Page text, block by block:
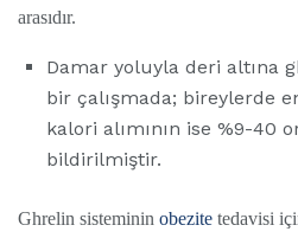
arasıdır.
Damar yoluyla deri altına
bir çalışmada; bireylerde
kalori alımının ise %9-40
bildirilmiştir.
Ghrelin sisteminin obezite tedavisi